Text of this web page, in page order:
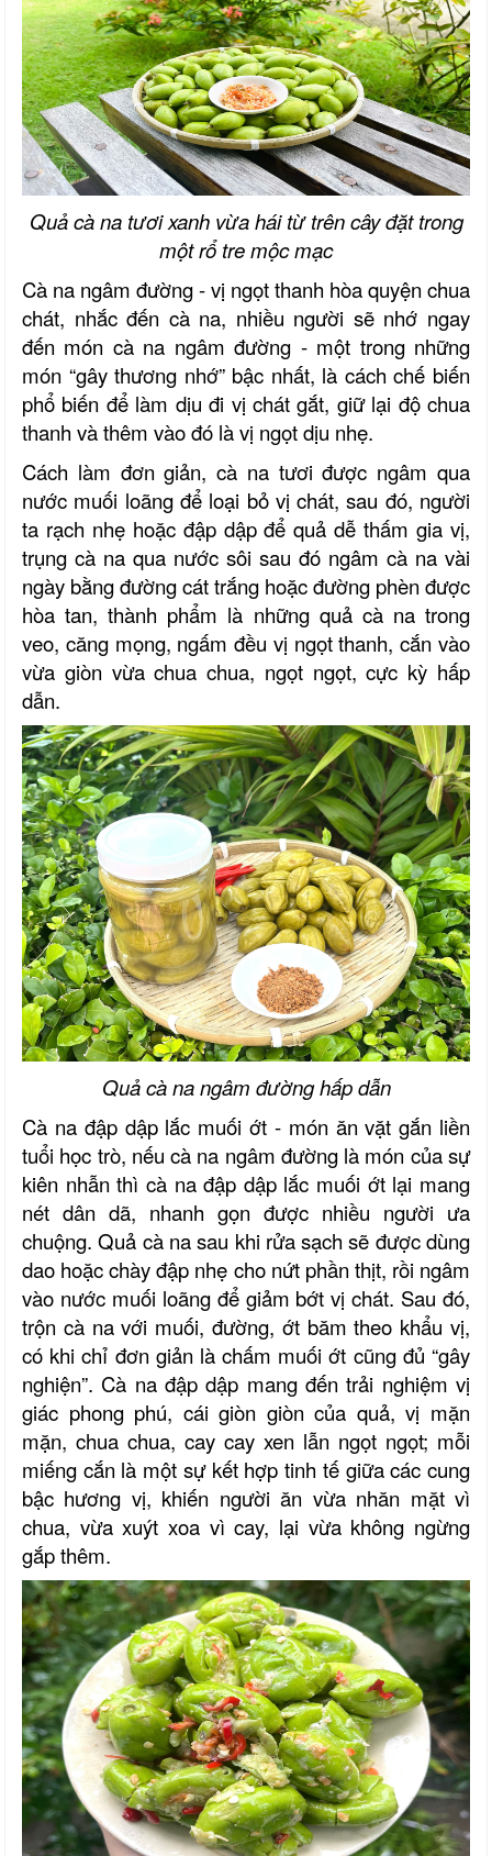
Quả cà na tươi xanh vừa hái từ trên cây đặt trong
một rổ tre mộc mạc
Cà na ngâm đường - vị ngọt thanh hòa quyện chua
chát, nhắc đến cà na, nhiều người sẽ nhớ ngay
đến món cà na ngâm đường - một trong những
món “gây thương nhớ” bậc nhất, là cách chế biến
phổ biến để làm dịu đi vị chát gắt, giữ lại độ chua
thanh và thêm vào đó là vị ngọt dịu nhẹ.
Cách làm đơn giản, cà na tươi được ngâm qua
nước muối loãng để loại bỏ vị chát, sau đó, người
ta rạch nhẹ hoặc đập dập để quả dễ thấm gia vị,
trụng cà na qua nước sôi sau đó ngâm cà na vài
ngày bằng đường cát trắng hoặc đường phèn được
hòa tan, thành phẩm là những quả cà na trong
veo, căng mọng, ngấm đều vị ngọt thanh, cắn vào
vừa giòn vừa chua chua, ngọt ngọt, cực kỳ hấp
dẫn.
Quả cà na ngâm đường hấp dẫn
Cà na đập dập lắc muối ớt - món ăn vặt gắn liền
tuổi học trò, nếu cà na ngâm đường là món của sự
kiên nhẫn thì cà na đập dập lắc muối ớt lại mang
nét dân dã, nhanh gọn được nhiều người ưa
chuộng. Quả cà na sau khi rửa sạch sẽ được dùng
dao hoặc chày đập nhẹ cho nứt phần thịt, rồi ngâm
vào nước muối loãng để giảm bớt vị chát. Sau đó,
trộn cà na với muối, đường, ớt băm theo khẩu vị,
có khi chỉ đơn giản là chấm muối ớt cũng đủ “gây
nghiện”. Cà na đập dập mang đến trải nghiệm vị
giác phong phú, cái giòn giòn của quả, vị mặn
mặn, chua chua, cay cay xen lẫn ngọt ngọt; mỗi
miếng cắn là một sự kết hợp tinh tế giữa các cung
bậc hương vị, khiến người ăn vừa nhăn mặt vì
chua, vừa xuýt xoa vì cay, lại vừa không ngừng
gắp thêm.